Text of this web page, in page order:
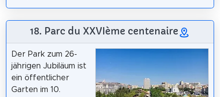
18. Parc du XXVIème centenaire
Der Park zum 26-
jährigen Jubiläum ist
ein öffentlicher
Garten im 10.